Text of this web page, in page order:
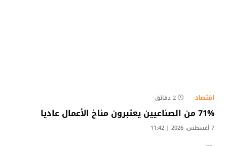
اقتصاد 2 دقائق
71% من الصناعيين يعتبرون مناخ الأعمال عاديا
7 أغسطس، 2026 | 11:42